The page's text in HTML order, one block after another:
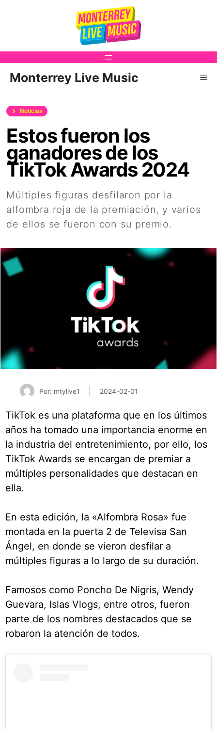
Monterrey Live Music
Noticias
Estos fueron los
ganadores de los
TikTok Awards 2024
Múltiples figuras desfilaron por la
alfombra roja de la premiación, y varios
de ellos se fueron con su premio.
Por: mtylive1 2024-02-01
TikTok es una plataforma que en los últimos
años ha tomado una importancia enorme en
la industria del entretenimiento, por ello, los
TikTok Awards se encargan de premiar a
múltiples personalidades que destacan en
ella.
En esta edición, la «Alfombra Rosa» fue
montada en la puerta 2 de Televisa San
Ángel, en donde se vieron desfilar a
múltiples figuras a lo largo de su duración.
Famosos como Poncho De Nigris, Wendy
Guevara, Islas Vlogs, entre otros, fueron
parte de los nombres destacados que se
robaron la atención de todos.